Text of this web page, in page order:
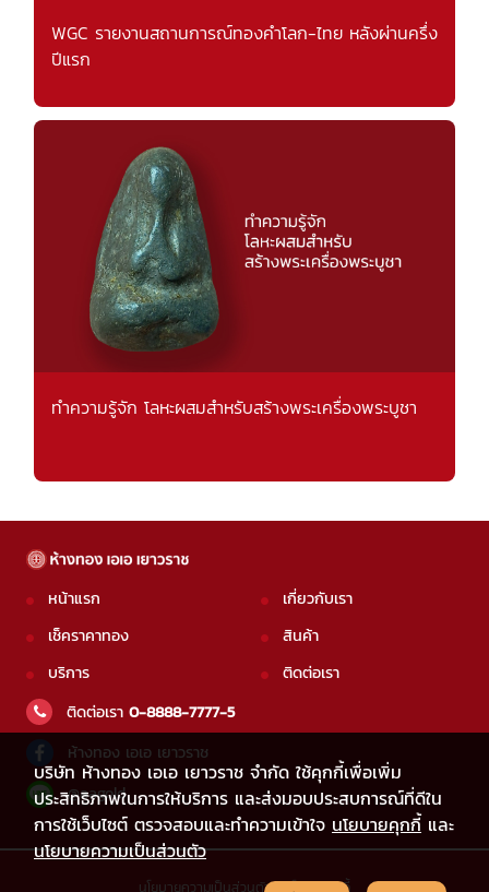
WGC รายงานสถานการณ์ทองคำโลก-ไทย หลังผ่านครึ่ง
ปีแรก
ทำความรู้จัก โลหะผสมสำหรับสร้างพระเครื่องพระบูชา
บริษัท ห้างทอง เอเอ เยาวราช จำกัด ใช้คุกกี้เพื่อเพิ่ม
ประสิทธิภาพในการให้บริการ และส่งมอบประสบการณ์ที่ดีใน
การใช้เว็บไซต์ ตรวจสอบและทำความเข้าใจ นโยบายคุกกี้และ
นโยบายความเป็นส่วนตัว
หน้าแรก
เช็คราคาทอง
บริการ
เกี่ยวกับเรา
สินค้า
ติดต่อเรา
ติดต่อเรา 0-8888-7777-5
ห้างทอง เอเอ เยาวราช
@aagold